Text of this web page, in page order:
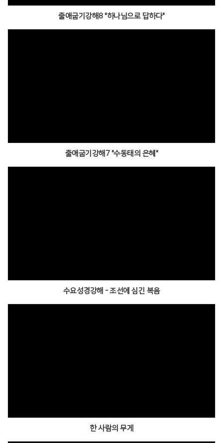
출애굽기강해8 "하나님으로 답하다"
출애굽기강해7 "수동태의 은혜"
수요성경강해 - 조선에 심긴 복음
한 사람의 무게